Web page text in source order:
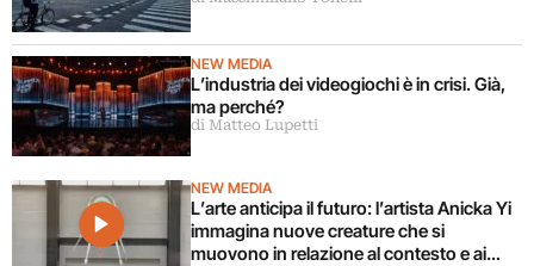
NEW MEDIA
L’industria dei videogiochi è in crisi. Già,
ma perché?
di Matteo Lupetti
NEW MEDIA
L’arte anticipa il futuro: l’artista Anicka Yi
immagina nuove creature che si
muovono in relazione al contesto e ai